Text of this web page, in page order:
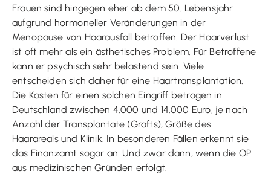
Frauen sind hingegen eher ab dem 50. Lebensjahr
aufgrund hormoneller Veränderungen in der
Menopause von Haarausfall betroffen. Der Haarverlust
ist oft mehr als ein ästhetisches Problem. Für Betroffene
kann er psychisch sehr belastend sein. Viele
entscheiden sich daher für eine Haartransplantation.
Die Kosten für einen solchen Eingriff betragen in
Deutschland zwischen 4.000 und 14.000 Euro, je nach
Anzahl der Transplantate (Grafts), Größe des
Haarareals und Klinik. In besonderen Fällen erkennt sie
das Finanzamt sogar an. Und zwar dann, wenn die OP
aus medizinischen Gründen erfolgt.